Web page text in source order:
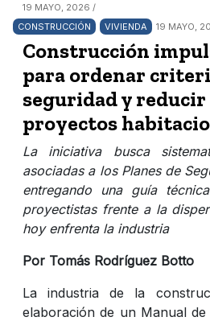
19 MAYO, 2026 /
CONSTRUCCIÓN
VIVIENDA 19 MAYO,
Construcción
para ordenar
seguridad y reducir
proyectos
La iniciativa busca
asociadas a los Planes de
entregando una guía
proyectistas frente a la
hoy enfrenta la industria
Por Tomás Rodríguez Botto
La industria de la
elaboración de un Manual de